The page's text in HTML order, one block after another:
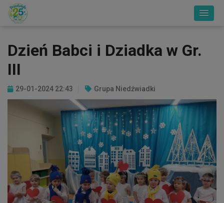
Dzień Babci i Dziadka w Gr.
III
29-01-2024 22:43 Grupa Niedźwiadki